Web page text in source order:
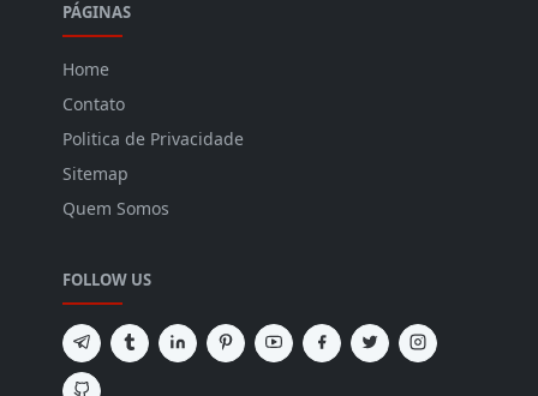
PÁGINAS
Home
Contato
Politica de Privacidade
Sitemap
Quem Somos
FOLLOW US